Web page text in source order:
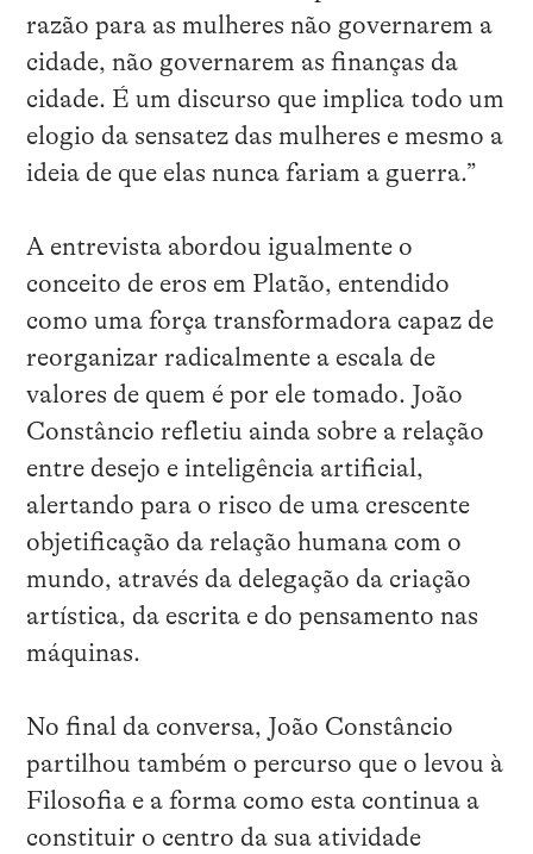
razão para as mulheres não governarem a
cidade, não governarem as finanças da
cidade. É um discurso que implica todo um
elogio da sensatez das mulheres e mesmo a
ideia de que elas nunca fariam a guerra.”
A entrevista abordou igualmente o
conceito de eros em Platão, entendido
como uma força transformadora capaz de
reorganizar radicalmente a escala de
valores de quem é por ele tomado. João
Constâncio refletiu ainda sobre a relação
entre desejo e inteligência artificial,
alertando para o risco de uma crescente
objetificação da relação humana com o
mundo, através da delegação da criação
artística, da escrita e do pensamento nas
máquinas.
No final da conversa, João Constâncio
partilhou também o percurso que o levou à
Filosofia e a forma como esta continua a
constituir o centro da sua atividade